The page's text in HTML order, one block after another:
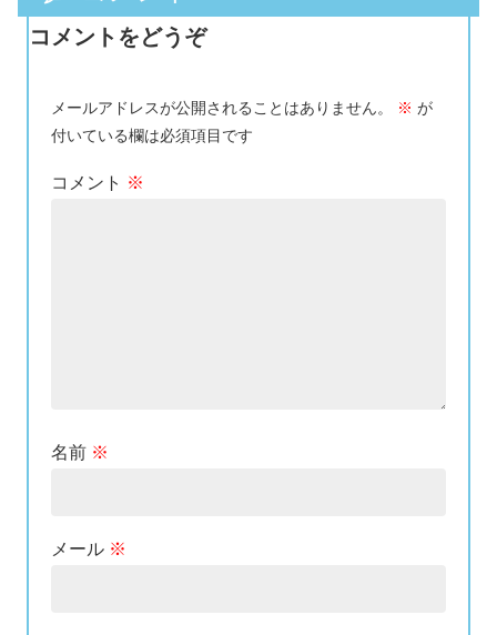
コメントをどうぞ
メールアドレスが公開されることはありません。 ※ が
付いている欄は必須項目です
コメント ※
名前 ※
メール ※